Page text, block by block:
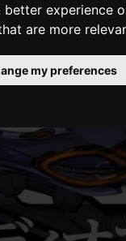
experience
are more
my preferences